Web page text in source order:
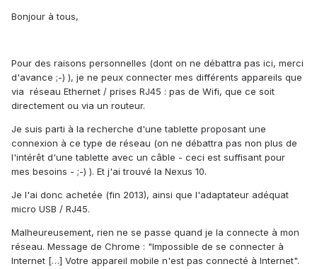
Bonjour à tous,
Pour des raisons personnelles (dont on ne débattra pas ici, merci
d'avance ;-) ), je ne peux connecter mes différents appareils que
via réseau Ethernet / prises RJ45 : pas de Wifi, que ce soit
directement ou via un routeur.
Je suis parti à la recherche d'une tablette proposant une
connexion à ce type de réseau (on ne débattra pas non plus de
l'intérêt d'une tablette avec un câble - ceci est suffisant pour
mes besoins - ;-) ). Et j'ai trouvé la Nexus 10.
Je l'ai donc achetée (fin 2013), ainsi que l'adaptateur adéquat
micro USB / RJ45.
Malheureusement, rien ne se passe quand je la connecte à mon
réseau. Message de Chrome : "Impossible de se connecter à
Internet […] Votre appareil mobile n'est pas connecté à Internet".